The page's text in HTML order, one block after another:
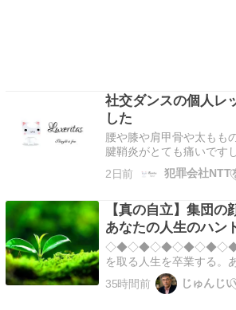
社交ダンスの個人レ
した
腰や膝や肩甲骨や太もも
腱鞘炎がとても痛いです
ので、短めのブログです
です。 ○夕ご飯の量 普通
パン」、「ゼリー」 ○ベ
物 「…
2日前 犯罪会社NTTを正常
【真の自立】集団の
あなたの人生のハン
を取る人生を卒業する。
って生きるために！」心
ング横浜
35時間前 じゅんじい＠心